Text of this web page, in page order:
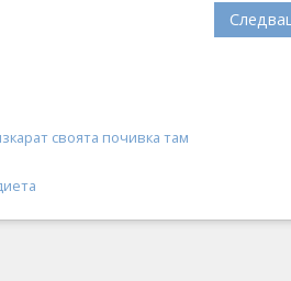
своята почивка там